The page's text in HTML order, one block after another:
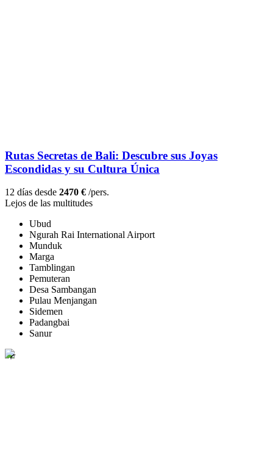
Rutas Secretas de Bali: Descubre sus Joyas
Escondidas y su Cultura Única
12 días desde 2470 € /pers.
Lejos de las multitudes
Ubud
Ngurah Rai International Airport
Munduk
Marga
Tamblingan
Pemuteran
Desa Sambangan
Pulau Menjangan
Sidemen
Padangbai
Sanur